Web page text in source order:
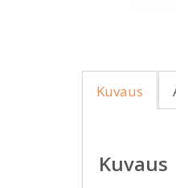
Kuvaus
Kuvaus